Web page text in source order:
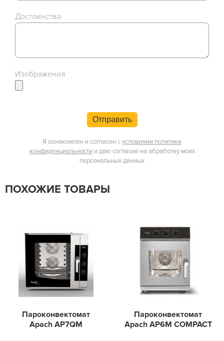
Достоинства
Изображения
Отправить
Я ознакомлен и согласен сусловиями политики
конфиденциальности и даю согласие на обработку моих
персональных данных
ПОХОЖИЕ ТОВАРЫ
Пароконвектомат
Apach AP7QM
Пароконвектомат
Apach AP6M COMPACT